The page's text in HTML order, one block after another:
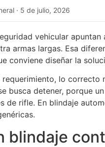
· 5 de julio, 2026
vehicular
armas largas. Esa
conviene diseñar la
lo
busca detener, porque
de rifle. En blindaje
blindaje